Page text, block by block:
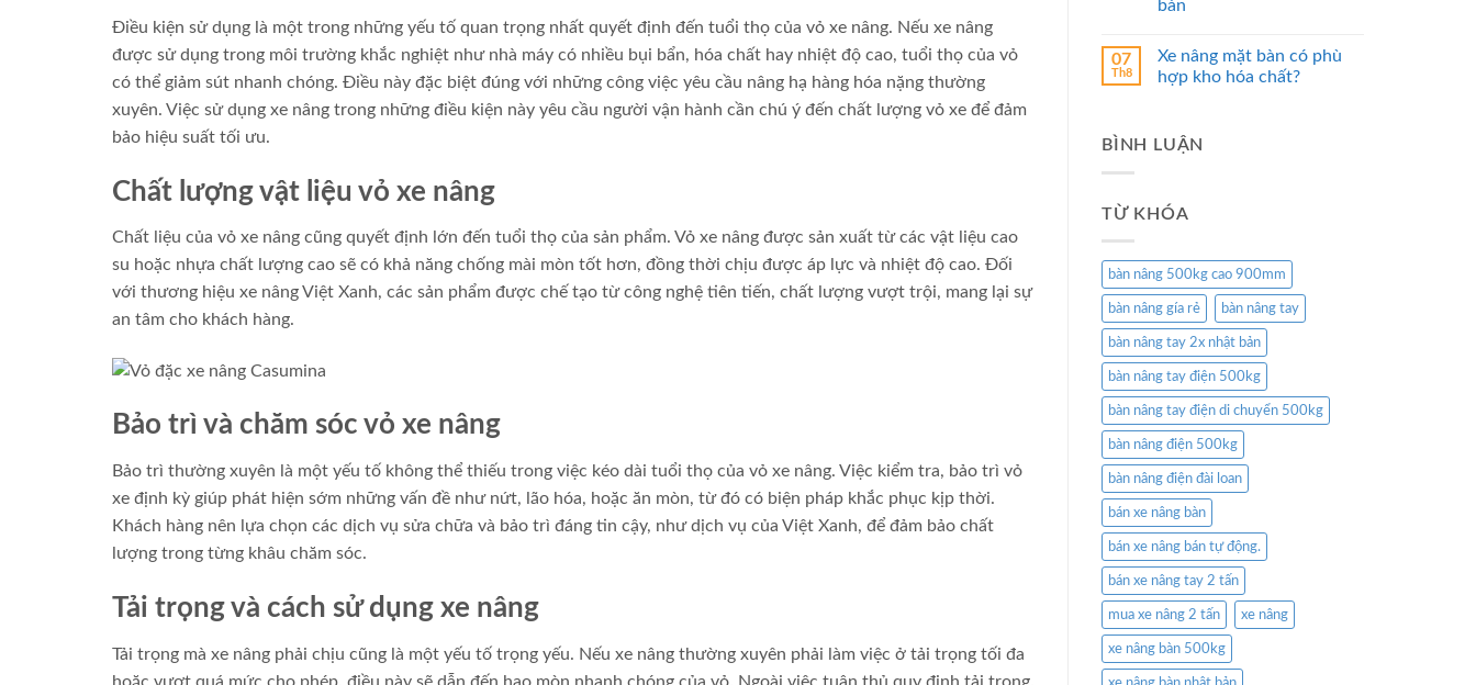
Điều kiện sử dụng là một trong những yếu tố quan trọng nhất quyết định đến tuổi thọ của vỏ xe nâng. Nếu xe nâng
được sử dụng trong môi trường khắc nghiệt như nhà máy có nhiều bụi bẩn, hóa chất hay nhiệt độ cao, tuổi thọ của vỏ
có thể giảm sút nhanh chóng. Điều này đặc biệt đúng với những công việc yêu cầu nâng hạ hàng hóa nặng thường
xuyên. Việc sử dụng xe nâng trong những điều kiện này yêu cầu người vận hành cần chú ý đến chất lượng vỏ xe để đảm
bảo hiệu suất tối ưu.
Chất lượng vật liệu vỏ xe nâng
Chất liệu của vỏ xe nâng cũng quyết định lớn đến tuổi thọ của sản phẩm. Vỏ xe nâng được sản xuất từ các vật liệu cao
su hoặc nhựa chất lượng cao sẽ có khả năng chống mài mòn tốt hơn, đồng thời chịu được áp lực và nhiệt độ cao. Đối
với thương hiệu xe nâng Việt Xanh, các sản phẩm được chế tạo từ công nghệ tiên tiến, chất lượng vượt trội, mang lại sự
an tâm cho khách hàng.
Bảo trì và chăm sóc vỏ xe nâng
Bảo trì thường xuyên là một yếu tố không thể thiếu trong việc kéo dài tuổi thọ của vỏ xe nâng. Việc kiểm tra, bảo trì vỏ
xe định kỳ giúp phát hiện sớm những vấn đề như nứt, lão hóa, hoặc ăn mòn, từ đó có biện pháp khắc phục kịp thời.
Khách hàng nên lựa chọn các dịch vụ sửa chữa và bảo trì đáng tin cậy, như dịch vụ của Việt Xanh, để đảm bảo chất
lượng trong từng khâu chăm sóc.
Tải trọng và cách sử dụng xe nâng
Tải trọng mà xe nâng phải chịu cũng là một yếu tố trọng yếu. Nếu xe nâng thường xuyên phải làm việc ở tải trọng tối đa
bàn
07
Th8
Xe nâng mặt bàn có phù
hợp kho hóa chất?
BÌNH LUẬN
TỪ KHÓA
bàn nâng 500kg cao 900mm
bàn nâng gía rẻ bàn nâng tay
bàn nâng tay 2x nhật bản
bàn nâng tay điện 500kg
bàn nâng tay điện di chuyển 500kg
bàn nâng điện 500kg
bàn nâng điện đài loan
bán xe nâng bàn
bán xe nâng bán tự động.
bán xe nâng tay 2 tấn
mua xe nâng 2 tấn xe nâng
xe nâng bàn 500kg